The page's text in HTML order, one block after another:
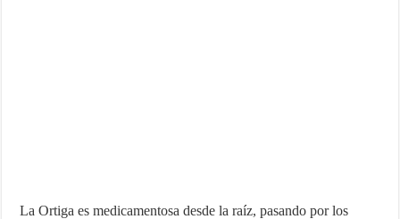
La Ortiga es medicamentosa desde la raíz, pasando por los